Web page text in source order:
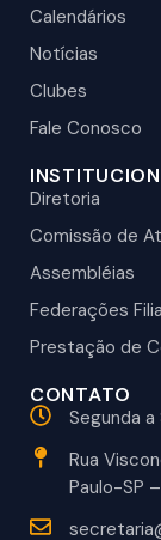
Calendários
Notícias
Clubes
Fale Conosco
Diretoria
Comissão de
Assembléias
Federações
Prestação de
CONTATO
Segunda
Rua
Paulo-SP